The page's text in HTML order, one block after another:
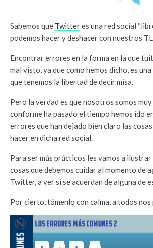
Sabemos que Twitteres una red social
podemos hacer y deshacer con nuestros TL.
Encontrar errores en la forma en la que
mal visto, ya que como hemos dicho, es
que tenemos la libertad de decir misa.
Pero la verdad es que nosotros somos
conforme ha pasado el tiempo hemos ido
errores que han dejado bien claro las
hacer en dicha red social.
Para ser más prácticos les vamos a
cosas que debemos cuidar al momento de
Twitter, a ver si se acuerdan de alguna de
Por cierto, tómenlo con calma, a todos nos